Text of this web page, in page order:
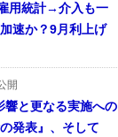
用統計→介入も一
速か？9月利上げ
開
響と更なる実施への
発表』、そして